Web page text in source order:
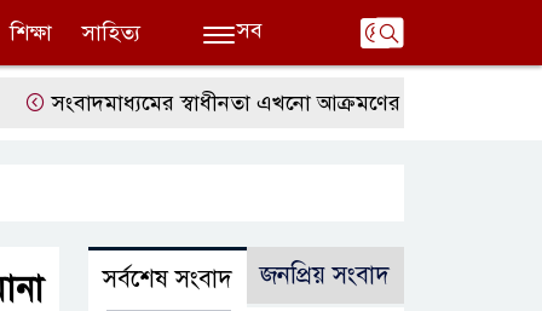
শিক্ষা সাহিত্য সব
সংবাদমাধ্যমের স্বাধীনতা এখনো আক্রমণের মুখে: সম্পাদক পরিষদ
সর্বশেষ সংবাদ জনপ্রিয় সংবাদ